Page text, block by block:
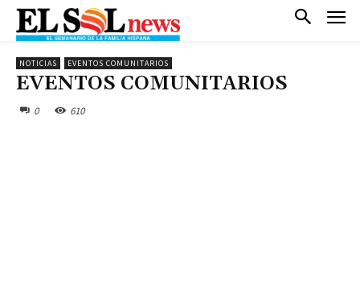
NOTICIAS EVENTOS COMUNITARIOS
EVENTOS COMUNITARIOS
0 610